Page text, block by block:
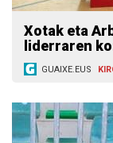
Xotak eta
liderraren
GUAIXE.EUS